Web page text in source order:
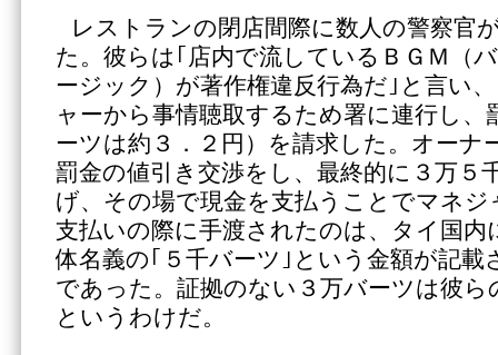
レストランの閉店間際に数人の警察官
た。彼らは｢店内で流しているＢＧＭ（
ージック）が著作権違反行為だ｣と言い
ャーから事情聴取するため署に連行し、
ーツは約３．２円）を請求した。オーナ
罰金の値引き交渉をし、最終的に３万５
げ、その場で現金を支払うことでマネ
支払いの際に手渡されたのは、タイ国内
体名義の｢５千バーツ｣という金額が記載
であった。証拠のない３万バーツは彼
というわけだ。